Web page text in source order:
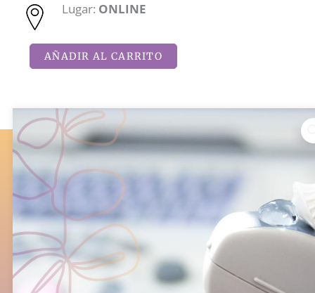
Lugar: ONLINE
Seminario
Ecografía
Abdominoperineal
AÑADIR AL CARRITO